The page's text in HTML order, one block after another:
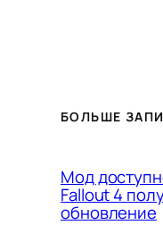
БОЛЬШЕ
Мод
Fallout 4
обновление